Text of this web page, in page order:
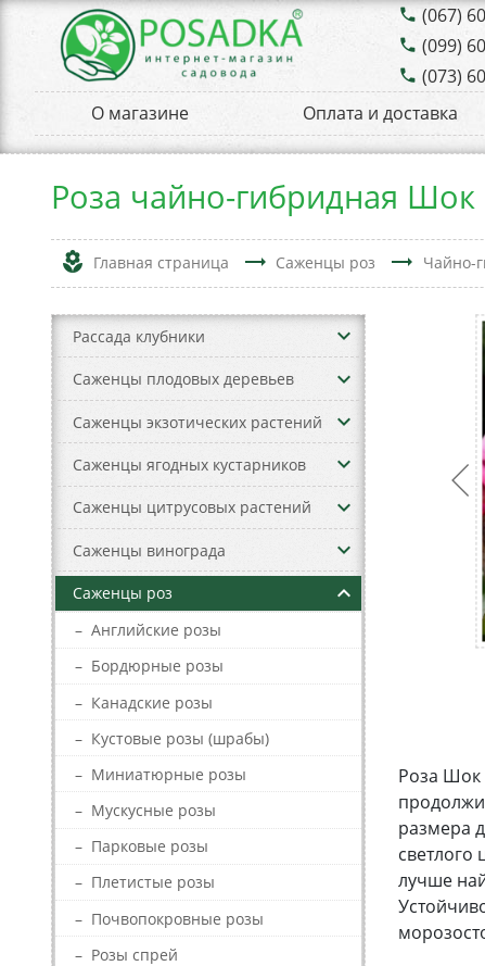
phone (067)
phone (099)
phone (073)
О магазине Оплата и доставка
Роза чайно-гибридная Шок
local_florist Главная страница trending_flat Саженцы роз trending_flat Чайно-
Рассада клубники keyboard_arrow_down
Саженцы плодовых деревьев keyboard_arrow_down
Саженцы экзотических растений keyboard_arrow_down
Саженцы ягодных кустарников keyboard_arrow_down
Саженцы цитрусовых растений keyboard_arrow_down
Саженцы винограда keyboard_arrow_down
Саженцы роз keyboard_arrow_up
– Английские розы
– Бордюрные розы
– Канадские розы
– Кустовые розы (шрабы)
– Миниатюрные розы
– Мускусные розы
– Парковые розы
– Плетистые розы
– Почвопокровные розы
– Розы спрей
Роза Шок
размера
светлого
лучше